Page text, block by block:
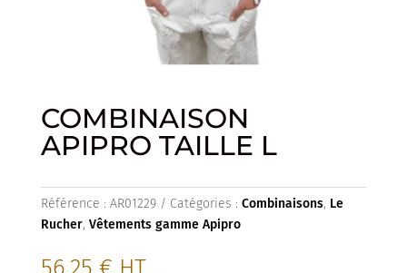
COMBINAISON
APIPRO TAILLE L
Référence : AR01229 Catégories : Combinaisons, Le
Rucher, Vêtements gamme Apipro